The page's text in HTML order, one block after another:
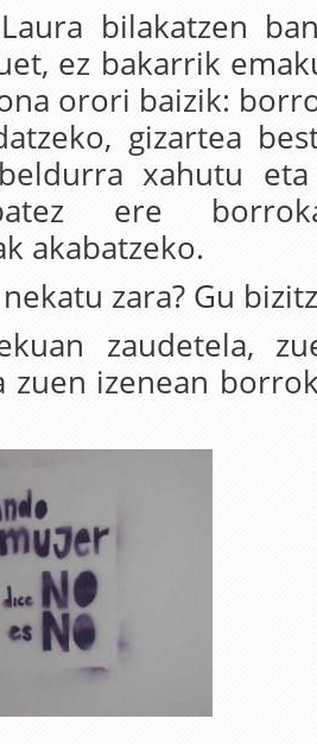
bilakatzen
ez bakarrik
orori baizik:
gizartea
xahutu
ere
akabatzeko.
zara? Gu
zaudetela,
zuen izenean